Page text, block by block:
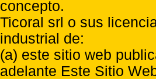
concepto.
Ticoral srl o sus
industrial de:
(a) este sitio web
adelante Este Sitio